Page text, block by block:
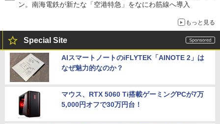
ン。南海電鉄が新たな「空港特急」をなにわ筋線へ導入
もっと見る
Special Site
AIスマートノートのiFLYTEK「AINOTE 2」は
なぜ魅力的なのか？
マウス、RTX 5060 Ti搭載ゲーミングPCが7万
5,000円オフで30万円台！